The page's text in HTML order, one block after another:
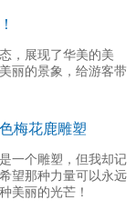
，展现了华美的美
丽的景象，给游客带
梅花鹿雕塑
一个雕塑，但我却记
望那种力量可以永远
美丽的光芒！